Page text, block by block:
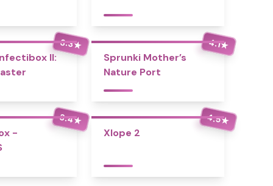
3.3★
II:
4.1★
Sprunki Mother’s
Nature Port
3.4★
-
4.5★
Xlope 2